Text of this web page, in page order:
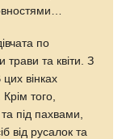
по
трави та квіти. З
вінках
того,
під пахвами,
від русалок та